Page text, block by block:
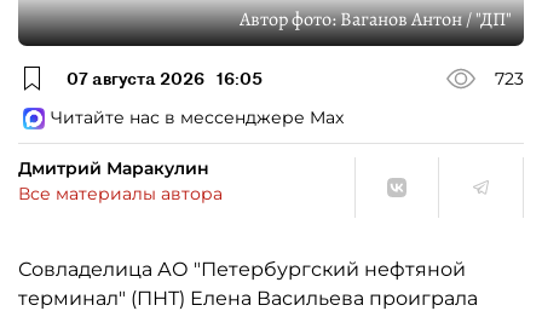
Автор фото:Ваганов Антон / "ДП"
07 августа 2026 16:05
723
Читайте нас в мессенджере Max
Дмитрий Маракулин
Все материалы автора
Совладелица АО "Петербургский нефтяной
терминал" (ПНТ) Елена Васильева проиграла